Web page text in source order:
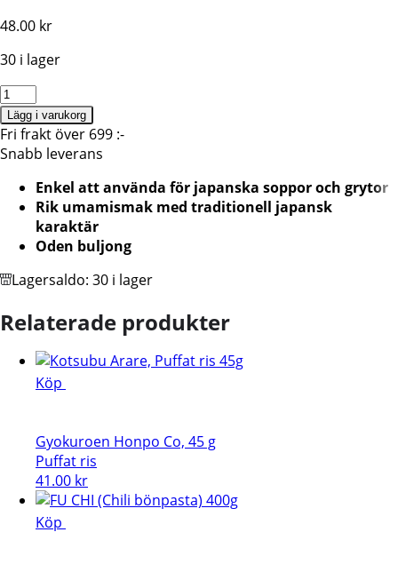
48.00 kr
30 i lager
S&B
Oden
no
Moto
Japansk
Krydd-
Soppbas
mängd
Lägg i varukorg
Fri frakt över 699 :-
Snabb leverans
Enkel att använda för japanska soppor och grytor
Rik umamismak med traditionell japansk
karaktär
Oden buljong
Lagersaldo: 30 i lager
Relaterade produkter
Köp
Gyokuroen Honpo Co, 45 g
Puffat ris
41.00 kr
Köp